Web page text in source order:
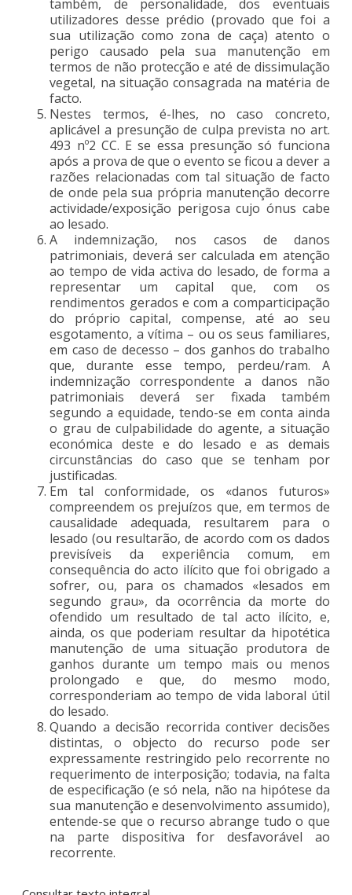
também, de personalidade, dos eventuais
utilizadores desse prédio (provado que foi a
sua utilização como zona de caça) atento o
perigo causado pela sua manutenção em
termos de não protecção e até de dissimulação
vegetal, na situação consagrada na matéria de
facto.
Nestes termos, é-lhes, no caso concreto,
aplicável a presunção de culpa prevista no art.
493 nº2 CC. E se essa presunção só funciona
após a prova de que o evento se ficou a dever a
razões relacionadas com tal situação de facto
de onde pela sua própria manutenção decorre
actividade/exposição perigosa cujo ónus cabe
ao lesado.
A indemnização, nos casos de danos
patrimoniais, deverá ser calculada em atenção
ao tempo de vida activa do lesado, de forma a
representar um capital que, com os
rendimentos gerados e com a comparticipação
do próprio capital, compense, até ao seu
esgotamento, a vítima – ou os seus familiares,
em caso de decesso – dos ganhos do trabalho
que, durante esse tempo, perdeu/ram. A
indemnização correspondente a danos não
patrimoniais deverá ser fixada também
segundo a equidade, tendo-se em conta ainda
o grau de culpabilidade do agente, a situação
económica deste e do lesado e as demais
circunstâncias do caso que se tenham por
justificadas.
Em tal conformidade, os «danos futuros»
compreendem os prejuízos que, em termos de
causalidade adequada, resultarem para o
lesado (ou resultarão, de acordo com os dados
previsíveis da experiência comum, em
consequência do acto ilícito que foi obrigado a
sofrer, ou, para os chamados «lesados em
segundo grau», da ocorrência da morte do
ofendido um resultado de tal acto ilícito, e,
ainda, os que poderiam resultar da hipotética
manutenção de uma situação produtora de
ganhos durante um tempo mais ou menos
prolongado e que, do mesmo modo,
corresponderiam ao tempo de vida laboral útil
do lesado.
Quando a decisão recorrida contiver decisões
distintas, o objecto do recurso pode ser
expressamente restringido pelo recorrente no
requerimento de interposição; todavia, na falta
de especificação (e só nela, não na hipótese da
sua manutenção e desenvolvimento assumido),
entende-se que o recurso abrange tudo o que
na parte dispositiva for desfavorável ao
recorrente.